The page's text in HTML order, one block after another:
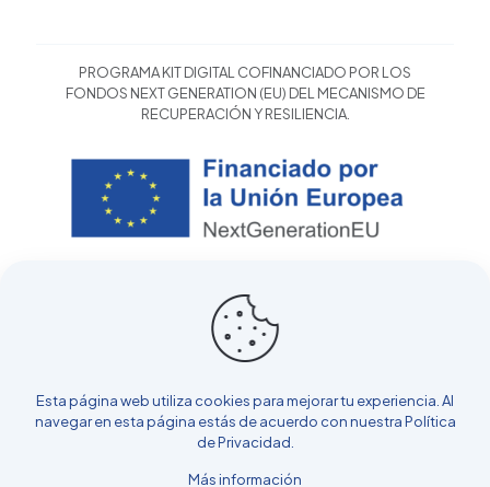
PROGRAMA KIT DIGITAL COFINANCIADO POR LOS
FONDOS NEXT GENERATION (EU) DEL MECANISMO DE
RECUPERACIÓN Y RESILIENCIA.
Esta página web utiliza cookies para mejorar tu experiencia. Al
navegar en esta página estás de acuerdo con nuestraPolítica
de Privacidad
Más información